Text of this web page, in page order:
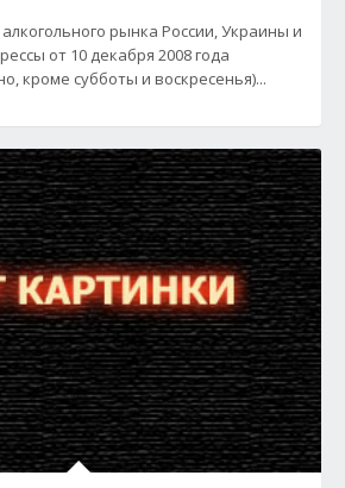
рынка России, Украины и
от 10 декабря 2008 года
кроме субботы и воскресенья)...